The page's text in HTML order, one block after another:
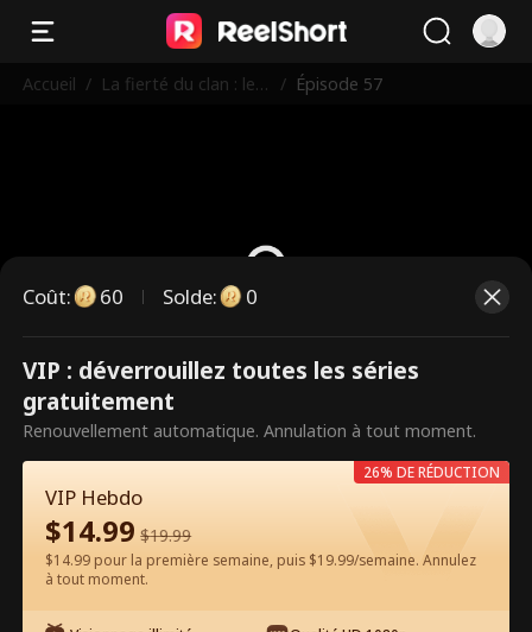
Accueil / La fierté du clan : le r
/ Épisode 57
Ce sont des épisodes payants.
Débloquez pour regarder.
Regarder gratuitement sur l'App
Coût: 60 Solde: 0
VIP : déverrouillez toutes les séries
gratuitement
Renouvellement automatique. Annulation à tout moment.
VIP Hebdo
$14.99 $19.99
$14.99 pour la première semaine, puis $19.99/semaine. Annulez
à tout moment.
26% DE RÉDUCTION